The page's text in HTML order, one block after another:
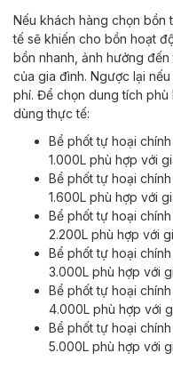
Nếu khách hàng chọn bồn
tế sẽ khiến cho bồn hoạt
bồn nhanh, ảnh hưởng
của gia đình. Ngược lại
phí. Để chọn dung tích
dùng thực tế:
Bể phốt tự hoại
1.000L phù hợp với
Bể phốt tự hoại
1.600L phù hợp với
Bể phốt tự hoại
2.200L phù hợp với
Bể phốt tự hoại
3.000L phù hợp với
Bể phốt tự hoại
4.000L phù hợp với
Bể phốt tự hoại
5.000L phù hợp với